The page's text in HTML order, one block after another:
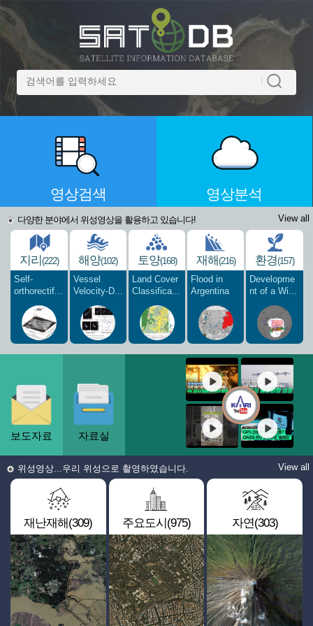
영상검색 영상분석
다양한 분야에서 위성영상을 활용하고 있습니다! View all
지리(222)
Self-
orthorectif...
해양(102)
Vessel
Velocity-D...
토양(168)
Land Cover
Classifica...
재해(216)
Flood in
Argentina
환경(157)
Developme
nt of a Wi...
보도자료 자료실
위성영상...우리 위성으로 촬영하였습니다. View all
재난재해(309) 주요도시(975) 자연(303)